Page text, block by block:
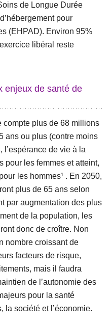
de Longue Durée
pour
(EHPAD). Environ 95%
libéral reste
enjeux de santé de
compte plus de 68 millions
ans ou plus (contre moins
l’espérance de vie à la
pour les femmes et atteint,
les hommes¹ . En 2050,
plus de 65 ans selon
par augmentation des plus
de la population, les
donc de croître. Non
nombre croissant de
facteurs de risque,
mais il faudra
de l’autonomie des
pour la santé
la société et l’économie.